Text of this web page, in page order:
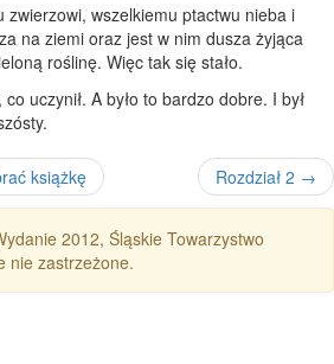
zwierzowi, wszelkiemu ptactwu nieba i
na ziemi oraz jest w nim dusza żyjąca
roślinę. Więc tak się stało.
uczynił. A było to bardzo dobre. I był
książkę Rozdział 2 →
2012, Śląskie Towarzystwo
nie zastrzeżone.